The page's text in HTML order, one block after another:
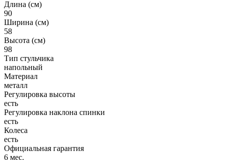
Длина (см)
90
Ширина (см)
58
Высота (см)
98
Тип стульчика
напольный
Материал
металл
Регулировка высоты
есть
Регулировка наклона спинки
есть
Колеса
есть
Официальная гарантия
6 мес.